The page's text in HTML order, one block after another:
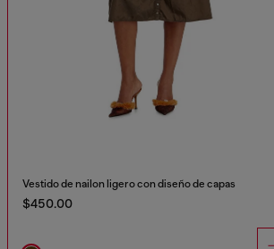
Vestido de nailon ligero con diseño de capas
$450.00